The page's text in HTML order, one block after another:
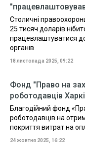
Столичні
25 тисяч доларів
працевлаштуватися
органів
18 листопада 2025, 09:22
Фонд "Право на
роботодавців
Благодійний фонд
роботодавців на
покриття витрат на
24 жовтня 2025, 16:22